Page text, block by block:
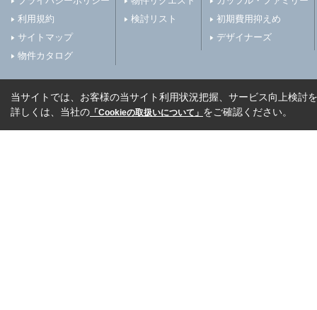
利用規約
サイトマップ
物件カタログ
検討リスト
初期費用抑えめ
デザイナーズ
当サイトでは、お客様の当サイト利用状況把握、サービス向上検討
詳しくは、当社の 「Cookieの取扱いについて」 をご確認ください。